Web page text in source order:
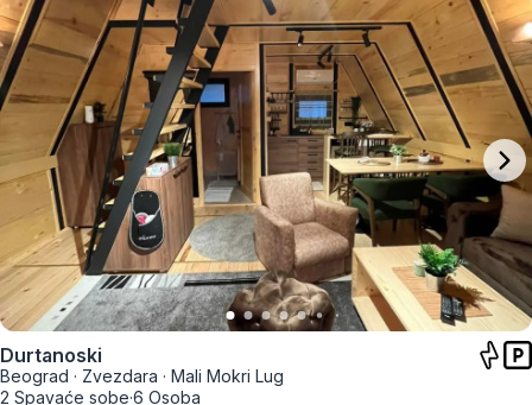
Durtanoski
Beograd · Zvezdara · Mali Mokri Lug
2 Spavaće sobe·6 Osoba